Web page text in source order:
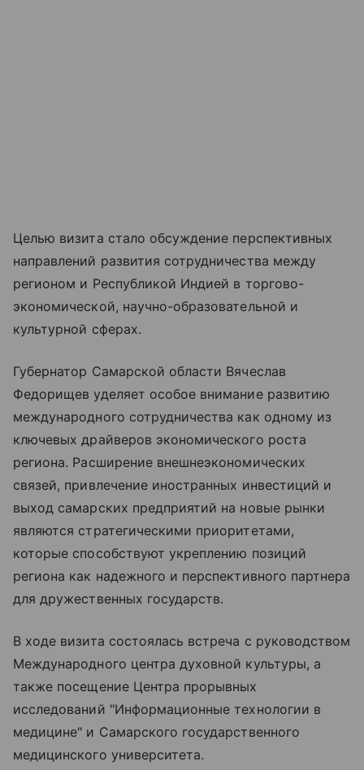
Целью визита стало обсуждение перспективных
направлений развития сотрудничества между
регионом и Республикой Индией в торгово-
экономической, научно-образовательной и
культурной сферах.
Губернатор Самарской области Вячеслав
Федорищев уделяет особое внимание развитию
международного сотрудничества как одному из
ключевых драйверов экономического роста
региона. Расширение внешнеэкономических
связей, привлечение иностранных инвестиций и
выход самарских предприятий на новые рынки
являются стратегическими приоритетами,
которые способствуют укреплению позиций
региона как надежного и перспективного партнера
для дружественных государств.
В ходе визита состоялась встреча с руководством
Международного центра духовной культуры, а
также посещение Центра прорывных
исследований "Информационные технологии в
медицине" и Самарского государственного
медицинского университета.